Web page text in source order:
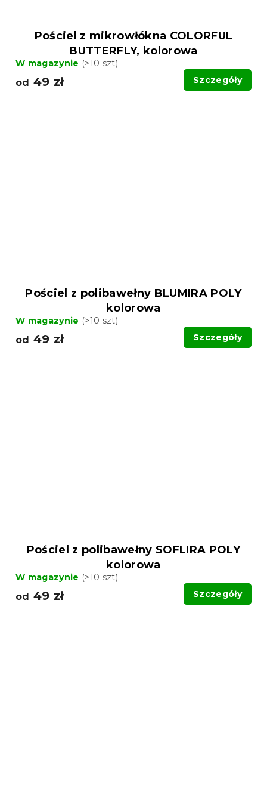
Pościel z mikrowłókna COLORFUL
BUTTERFLY, kolorowa
W magazynie (>10 szt)
od 49 zł Szczegóły
Pościel z polibawełny BLUMIRA POLY
kolorowa
W magazynie (>10 szt)
od 49 zł Szczegóły
Pościel z polibawełny SOFLIRA POLY
kolorowa
W magazynie (>10 szt)
od 49 zł Szczegóły